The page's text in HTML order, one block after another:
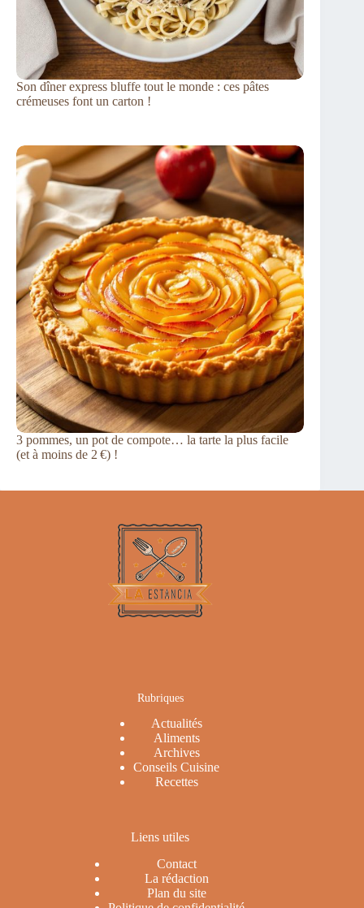
Son dîner express bluffe tout le monde : ces pâtes
crémeuses font un carton !
3 pommes, un pot de compote… la tarte la plus facile
(et à moins de 2 €) !
Rubriques
Actualités
Aliments
Archives
Conseils Cuisine
Recettes
Liens utiles
Contact
La rédaction
Plan du site